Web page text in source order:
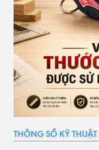
THÔNG SỐ KỸ